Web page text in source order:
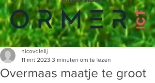
Overmaas maatje te groot
nicovdlelij
11 mrt 2023 3 minuten om te lezen